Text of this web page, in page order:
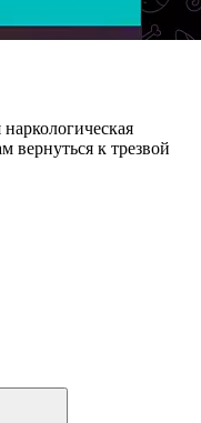
вернуться к трезвой